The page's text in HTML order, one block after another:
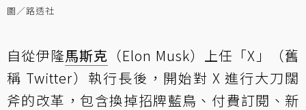
圖／路透社
自從伊隆馬斯克 （Elon Musk）上任「X」（舊
稱 Twitter）執行長後，開始對 X 進行大刀闊
斧的改革，包含換掉招牌藍鳥、付費訂閱、新